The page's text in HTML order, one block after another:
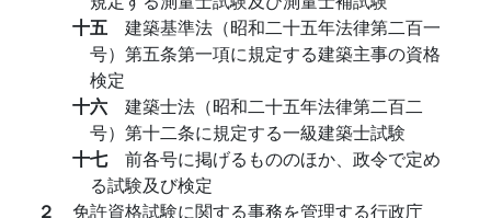
十五 建築基準法（昭和二十五年法律第二百一
号）第五条第一項に規定する建築主事の資格
検定
十六 建築士法（昭和二十五年法律第二百二
号）第十二条に規定する一級建築士試験
十七 前各号に掲げるもののほか、政令で定め
る試験及び検定
２ 免許資格試験に関する事務を管理する行政庁